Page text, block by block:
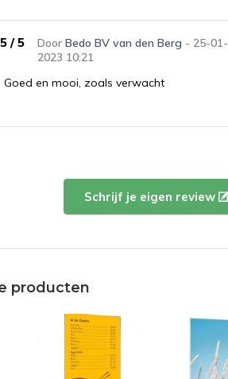
DoorBedo BV van den Berg - 25-01-
2023 10:21
5 / 5
Goed en mooi, zoals verwacht
Schrijf je eigen review
producten